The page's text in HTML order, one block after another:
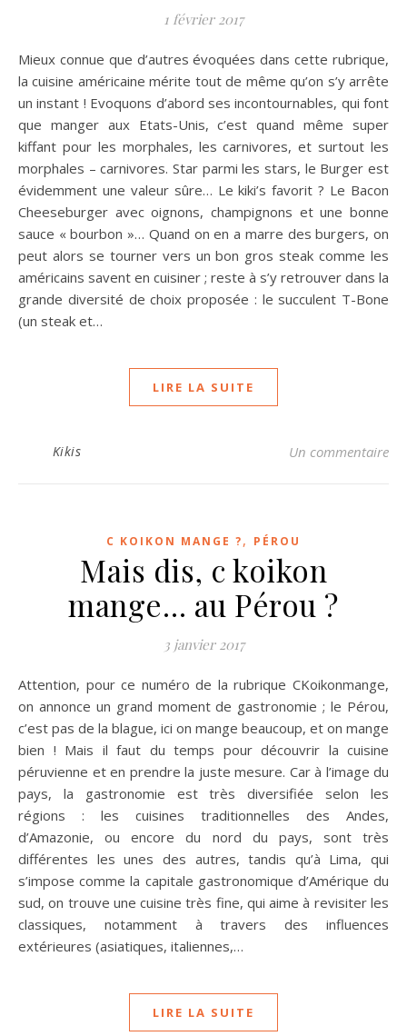
1 février 2017
Mieux connue que d’autres évoquées dans cette rubrique,
la cuisine américaine mérite tout de même qu’on s’y arrête
un instant ! Evoquons d’abord ses incontournables, qui font
que manger aux Etats-Unis, c’est quand même super
kiffant pour les morphales, les carnivores, et surtout les
morphales – carnivores. Star parmi les stars, le Burger est
évidemment une valeur sûre… Le kiki’s favorit ? Le Bacon
Cheeseburger avec oignons, champignons et une bonne
sauce « bourbon »… Quand on en a marre des burgers, on
peut alors se tourner vers un bon gros steak comme les
américains savent en cuisiner ; reste à s’y retrouver dans la
grande diversité de choix proposée : le succulent T-Bone
(un steak et…
LIRE LA SUITE
Kikis Un commentaire
C KOIKON MANGE ?, PÉROU
Mais dis, c koikon
mange… au Pérou ?
3 janvier 2017
Attention, pour ce numéro de la rubrique CKoikonmange,
on annonce un grand moment de gastronomie ; le Pérou,
c’est pas de la blague, ici on mange beaucoup, et on mange
bien ! Mais il faut du temps pour découvrir la cuisine
péruvienne et en prendre la juste mesure. Car à l’image du
pays, la gastronomie est très diversifiée selon les
régions : les cuisines traditionnelles des Andes,
d’Amazonie, ou encore du nord du pays, sont très
différentes les unes des autres, tandis qu’à Lima, qui
s’impose comme la capitale gastronomique d’Amérique du
sud, on trouve une cuisine très fine, qui aime à revisiter les
classiques, notamment à travers des influences
extérieures (asiatiques, italiennes,…
LIRE LA SUITE